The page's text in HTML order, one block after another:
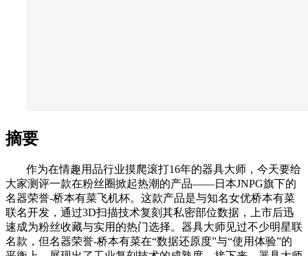
摘要
作为在情趣用品行业摸爬滚打16年的器具大师，今天要给
大家测评一款在粉丝圈掀起热潮的产品——日本JNPG旗下的
名器荣誉-桥本有菜飞机杯。这款产品是与知名女优桥本有菜
联名开发，通过3D扫描技术复刻其私密部位数据，上市后迅
速成为粉丝收藏与实用的热门选择。器具大师见过不少明星联
名款，但名器荣誉-桥本有菜在“数据还原度”与“使用体验”的